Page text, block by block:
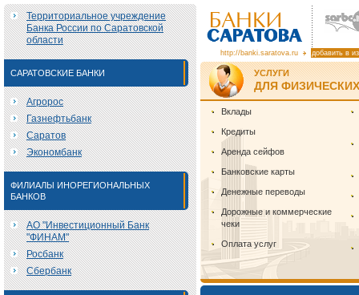
Территориальное учреждение
Банка России по Саратовской
области
САРАТОВСКИЕ БАНКИ
Агророс
Газнефтьбанк
Саратов
Экономбанк
ФИЛИАЛЫ ИНОРЕГИОНАЛЬНЫХ
БАНКОВ
АО "Инвестиционный Банк
"ФИНАМ"
Росбанк
Сбербанк
http://banki.saratova.ru добавить в
УСЛУГИ
ДЛЯ
Вклады
Кредиты
Аренда сейфов
Банковские карты
Денежные переводы
Дорожные и коммерческие
чеки
Оплата услуг